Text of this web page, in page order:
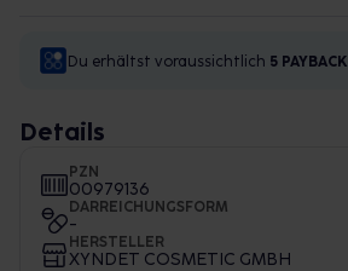
Du erhältst voraussichtlich 5 PAYBACK
Details
PZN
00979136
DARREICHUNGSFORM
-
HERSTELLER
XYNDET COSMETIC GMBH